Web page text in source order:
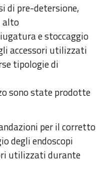
di pre-detersione,
alto
e stoccaggio
accessori utilizzati
tipologie di
sono state prodotte
per il corretto
degli endoscopi
utilizzati durante